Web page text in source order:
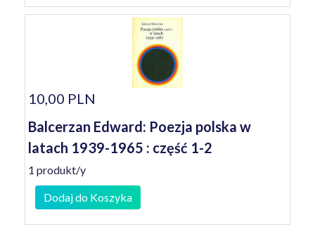
10,00 PLN
Balcerzan Edward: Poezja polska w
latach 1939-1965 : część 1-2
1 produkt/y
Dodaj do Koszyka